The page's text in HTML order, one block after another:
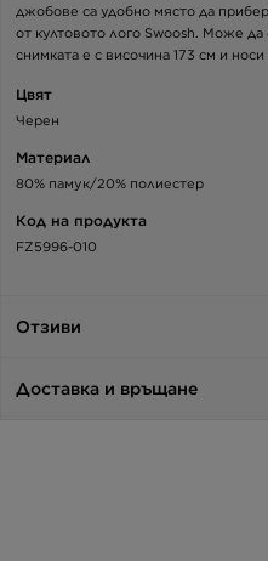
джобове са удобно място да
от култовото лого Swoosh. Може
снимката е с височина 173 см и
Цвят
Черен
Материал
80% памук/20% полиестер
Код на продукта
FZ5996-010
Отзиви
Доставка и връщане